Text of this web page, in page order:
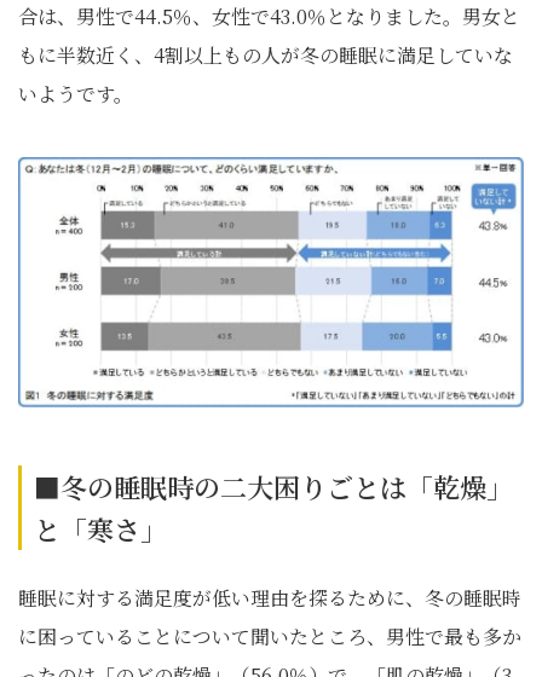
合は、男性で44.5％、女性で43.0％となりました。男女と
もに半数近く、4割以上もの人が冬の睡眠に満足していな
いようです。
■冬の睡眠時の二大困りごとは「乾燥」
と「寒さ」
睡眠に対する満足度が低い理由を探るために、冬の睡眠時
に困っていることについて聞いたところ、男性で最も多か